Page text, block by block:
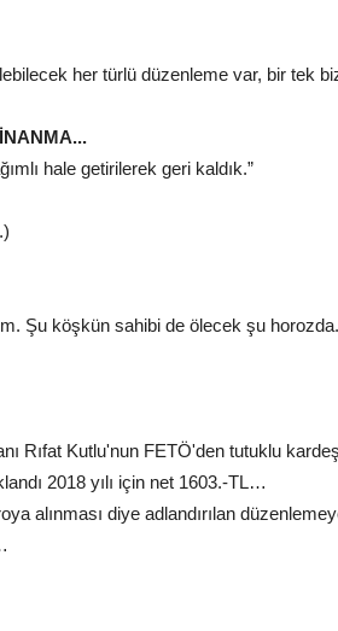
her türlü düzenleme var, bir
hale getirilerek geri kaldık.”
Şu köşkün sahibi de ölecek şu
Rıfat Kutlu'nun FETÖ'den tutuklu
2018 yılı için net 1603.-TL…
alınması diye adlandırılan